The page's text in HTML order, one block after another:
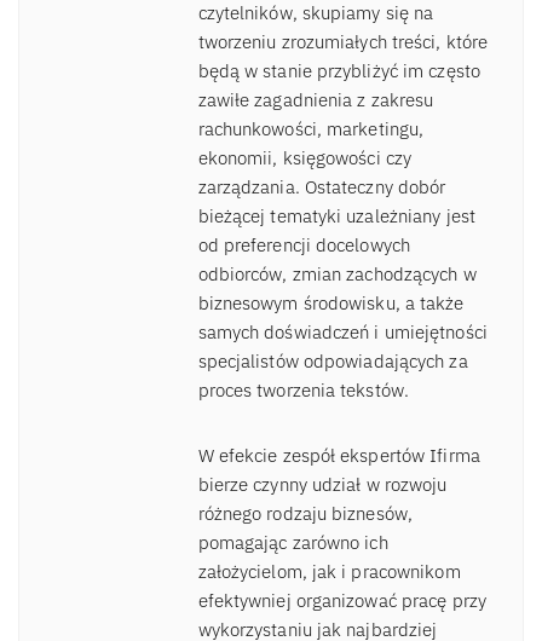
czytelników, skupiamy się na
tworzeniu zrozumiałych treści, które
będą w stanie przybliżyć im często
zawiłe zagadnienia z zakresu
rachunkowości, marketingu,
ekonomii, księgowości czy
zarządzania. Ostateczny dobór
bieżącej tematyki uzależniany jest
od preferencji docelowych
odbiorców, zmian zachodzących w
biznesowym środowisku, a także
samych doświadczeń i umiejętności
specjalistów odpowiadających za
proces tworzenia tekstów.
W efekcie zespół ekspertów Ifirma
bierze czynny udział w rozwoju
różnego rodzaju biznesów,
pomagając zarówno ich
założycielom, jak i pracownikom
efektywniej organizować pracę przy
wykorzystaniu jak najbardziej